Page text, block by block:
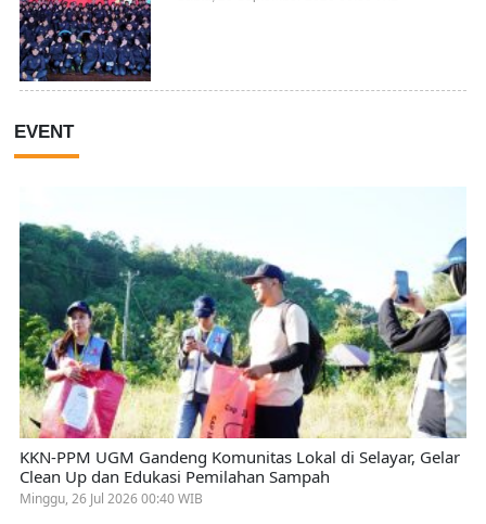
EVENT
KKN-PPM UGM Gandeng Komunitas Lokal di Selayar, Gelar
Clean Up dan Edukasi Pemilahan Sampah
Minggu, 26 Jul 2026 00:40 WIB